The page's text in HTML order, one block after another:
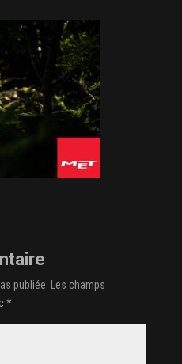
publiée.
Les champs
*